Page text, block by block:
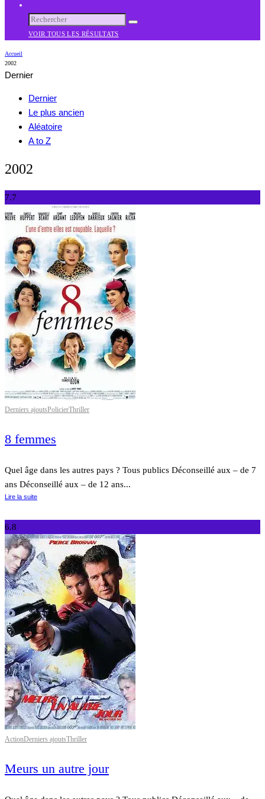
VOIR TOUS LES RÉSULTATS
Accueil
2002
Dernier
Dernier
Le plus ancien
Aléatoire
A to Z
2002
7.7
Derniers ajoutsPolicierThriller
8 femmes
Quel âge dans les autres pays ? Tous publics Déconseillé aux – de 7
ans Déconseillé aux – de 12 ans...
Lire la suite
6.8
ActionDerniers ajoutsThriller
Meurs un autre jour